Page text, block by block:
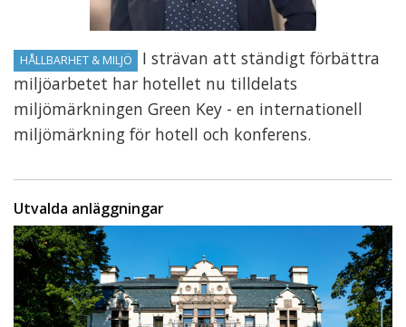
HÅLLBARHET & MILJÖ
I strävan att ständigt förbättra
miljöarbetet har hotellet nu tilldelats
miljömärkningen Green Key - en internationell
miljömärkning för hotell och konferens.
Utvalda anläggningar